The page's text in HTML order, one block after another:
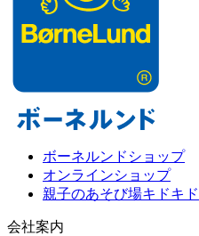
ボーネルンドショップ
オンラインショップ
親子のあそび場キドキド
会社案内